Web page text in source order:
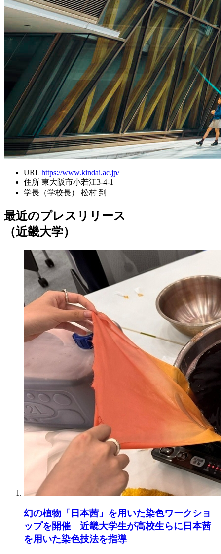
URL https://www.kindai.ac.jp/
住所 東大阪市小若江3-4-1
学長（学校長）
松村 到
最近のプレスリリース
（近畿大学）
幻の植物「日本茜」を用いた染色ワークショ
ップを開催 近畿大学生が高校生らに日本茜
を用いた染色技法を指導